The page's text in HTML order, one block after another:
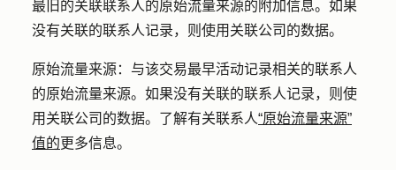
最旧的关联联系人的原始流量来源的附加信息。如果
没有关联的联系人记录，则使用关联公司的数据。
原始流量来源： 与该交易最早活动记录相关的联系人
的原始流量来源。如果没有关联的联系人记录，则使
用关联公司的数据。了解有关联系人“原始流量来源”
值的更多信息。